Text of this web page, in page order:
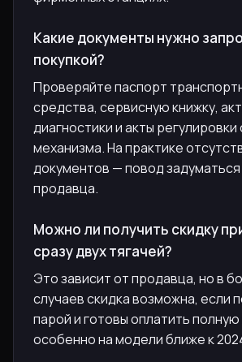
Какие документы нужно
покупкой?
Проверяйте паспорт
средства, сервисную книжку,
диагностики и акты
механизма. На практике
документов — повод
продавца.
Можно ли получить скидку
сразу двух тягачей?
Это зависит от продавца, но в
случаев скидка возможна, если
парой и готовы оплатить
особенно на модели ближе к